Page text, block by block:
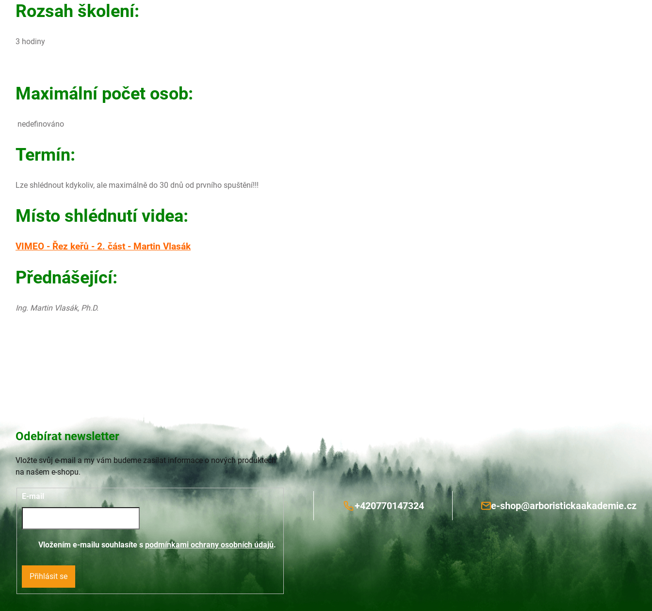
Rozsah školení:
3 hodiny
Maximální počet osob:
nedefinováno
Termín:
Lze shlédnout kdykoliv, ale maximálně do 30 dnů od prvního spuštění!!!
Místo shlédnutí videa:
VIMEO - Řez keřů - 2. část - Martin Vlasák
Přednášející:
Ing. Martin Vlasák, Ph.D.
Odebírat newsletter
Vložte svůj e-mail a my vám budeme zasílat informace o nových produktech
na našem e-shopu.
E-mail
Vložením e-mailu souhlasíte s podmínkami ochrany osobních údajů.
Přihlásit se
+420770147324 e-shop@arboristickaakademie.cz